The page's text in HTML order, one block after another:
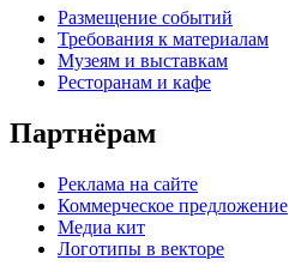
Размещение событий
Требования к материалам
Музеям и выставкам
Ресторанам и кафе
Партнёрам
Реклама на сайте
Коммерческое предложение
Медиа кит
Логотипы в векторе